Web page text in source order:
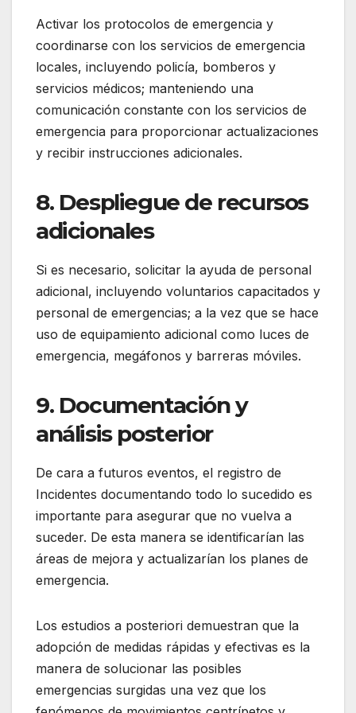
Activar los protocolos de emergencia y
coordinarse con los servicios de emergencia
locales, incluyendo policía, bomberos y
servicios médicos; manteniendo una
comunicación constante con los servicios de
emergencia para proporcionar actualizaciones
y recibir instrucciones adicionales.
8. Despliegue de recursos
adicionales
Si es necesario, solicitar la ayuda de personal
adicional, incluyendo voluntarios capacitados y
personal de emergencias; a la vez que se hace
uso de equipamiento adicional como luces de
emergencia, megáfonos y barreras móviles.
9. Documentación y
análisis posterior
De cara a futuros eventos, el registro de
Incidentes documentando todo lo sucedido es
importante para asegurar que no vuelva a
suceder. De esta manera se identificarían las
áreas de mejora y actualizarían los planes de
emergencia.
Los estudios a posteriori demuestran que la
adopción de medidas rápidas y efectivas es la
manera de solucionar las posibles
emergencias surgidas una vez que los